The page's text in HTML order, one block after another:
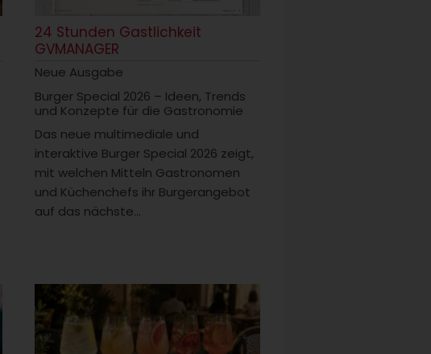
24 Stunden Gastlichkeit
GVMANAGER
Neue Ausgabe
Burger Special 2026 – Ideen, Trends
und Konzepte für die Gastronomie
Das neue multimediale und
interaktive Burger Special 2026 zeigt,
mit welchen Mitteln Gastronomen
und Küchenchefs ihr Burgerangebot
auf das nächste...